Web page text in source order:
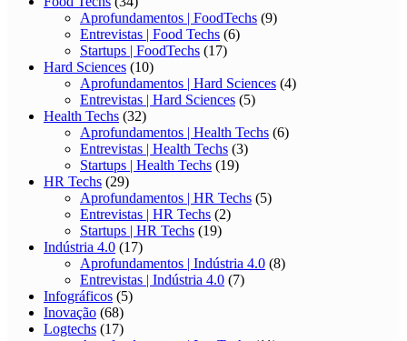
Aprofundamentos | FoodTechs (9)
Entrevistas | Food Techs (6)
Startups | FoodTechs (17)
Hard Sciences (10)
Aprofundamentos | Hard Sciences (4)
Entrevistas | Hard Sciences (5)
Health Techs (32)
Aprofundamentos | Health Techs (6)
Entrevistas | Health Techs (3)
Startups | Health Techs (19)
HR Techs (29)
Aprofundamentos | HR Techs (5)
Entrevistas | HR Techs (2)
Startups | HR Techs (19)
Indústria 4.0 (17)
Aprofundamentos | Indústria 4.0 (8)
Entrevistas | Indústria 4.0 (7)
Infográficos (5)
Inovação (68)
Logtechs (17)